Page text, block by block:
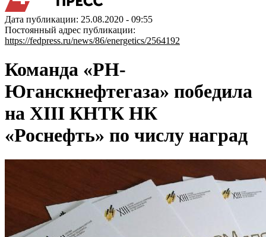
Дата публикации: 25.08.2020 - 09:55
Постоянный адрес публикации:
https://fedpress.ru/news/86/energetics/2564192
Команда «РН-
Юганскнефтегаза» победила
на XIII КНТК НК
«Роснефть» по числу наград